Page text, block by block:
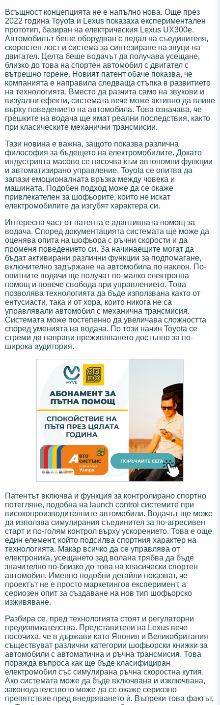
Всъщност концепцията не е напълно нова. Още през
2022 година Toyota и Lexus показаха експериментален
прототип, базиран на електрическия Lexus UX300e.
Автомобилът беше оборудван с педал на съединителя,
скоростен лост и система за синтезиране на звуци на
двигател. Целта беше водачът да получава усещане,
близко до това на спортен автомобил с двигател с
вътрешно горене. Новият патент обаче показва, че
компанията е направила следваща стъпка в развитието
на технологията. Вместо да разчита само на звукови и
визуални ефекти, системата вече може активно да влияе
върху поведението на автомобила. Това означава, че
грешките на водача ще имат реални последствия, както
при класическите механични трансмисии.
Тази новина е важна, защото показва различна
философия за бъдещето на електромобилите. Докато
индустрията масово се насочва към автономни функции
и автоматизирано управление, Toyota се опитва да
запази емоционалната връзка между човека и
машината. Подобен подход може да се окаже
привлекателен за шофьорите, които не искат
електромобилите да изгубят характера си.
Интересна част от патента е адаптивната помощ за
водача. Според документацията системата ще може да
оценява опита на шофьора с ръчни скорости и да
променя поведението си. За начинаещите могат да
бъдат активирани различни функции за подпомагане,
включително задържане на автомобила по наклон. По-
опитните водачи ще получат по-малко електронна
помощ и повече свобода при управлението. Това
позволява технологията да бъде използвана както от
ентусиасти, така и от хора, които никога не са
управлявали автомобил с механична трансмисия.
Системата може постепенно да увеличава сложността
според уменията на водача. По този начин Toyota се
стреми да направи преживяването достъпно за по-
широка аудитория.
Патентът включва и функция за контролирано спортно
потегляне, подобна на launch control системите при
високопроизводителните автомобили. Водачът ще може
да използва симулирания съединител за по-агресивен
старт и по-голям контрол върху ускорението. Това е още
един елемент, който подсилва спортния характер на
технологията. Макар всичко да се управлява от
електроника, усещането зад волана трябва да бъде
значително по-близко до това на класически спортен
автомобил. Именно подобни детайли показват, че
проектът не е просто маркетингов експеримент, а
сериозен опит за създаване на нов тип шофьорско
изживяване.
Разбира се, пред технологията стоят и регулаторни
предизвикателства. Представители на Lexus вече
посочиха, че в държави като Япония и Великобритания
съществуват различни категории шофьорски книжки за
автомобили с автоматична и ръчна трансмисия. Това
поражда въпроса как ще бъде класифициран
електромобил със симулирана ръчна скоростна кутия.
Ако системата може да бъде включвана и изключвана,
законодателството може да се окаже сериозно
препятствие пред внедряването ѝ. Въпреки това фактът,